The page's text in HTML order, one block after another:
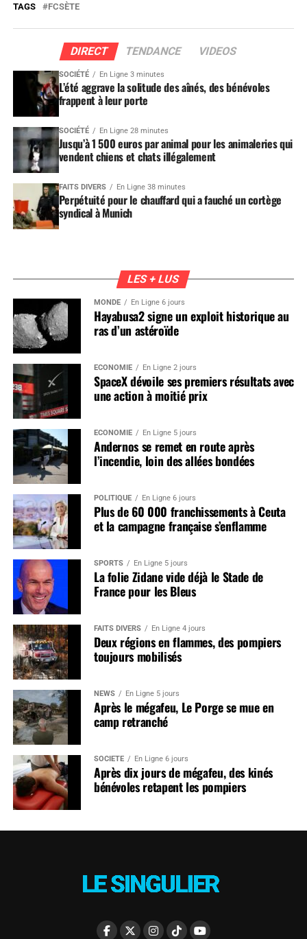
TAGS FCSÈTE
DIRECT TENDANCE VIDEOS
SOCIÉTÉ En Ligne 3 minutes
L’été aggrave la solitude des aînés, des bénévoles
frappent à leur porte
SOCIÉTÉ En Ligne 28 minutes
Jusqu’à 1 500 euros par animal pour les animaleries qui
vendent chiens et chats illégalement
FAITS DIVERS En Ligne 38 minutes
Perpétuité pour le chauffard qui a fauché un cortège
syndical à Munich
LES + LUS
MONDE En Ligne 6 jours
Hayabusa2 signe un exploit historique au
ras d’un astéroïde
ÉCONOMIE En Ligne 2 jours
SpaceX dévoile ses premiers résultats avec
une action à moitié prix
ÉCONOMIE En Ligne 5 jours
Andernos se remet en route après
l’incendie, loin des allées bondées
POLITIQUE En Ligne 6 jours
Plus de 60 000 franchissements à Ceuta
et la campagne française s’enflamme
SPORTS En Ligne 5 jours
La folie Zidane vide déjà le Stade de
France pour les Bleus
FAITS DIVERS En Ligne 4 jours
Deux régions en flammes, des pompiers
toujours mobilisés
NEWS En Ligne 5 jours
Après le mégafeu, Le Porge se mue en
camp retranché
SOCIÉTÉ En Ligne 6 jours
Après dix jours de mégafeu, des kinés
bénévoles retapent les pompiers